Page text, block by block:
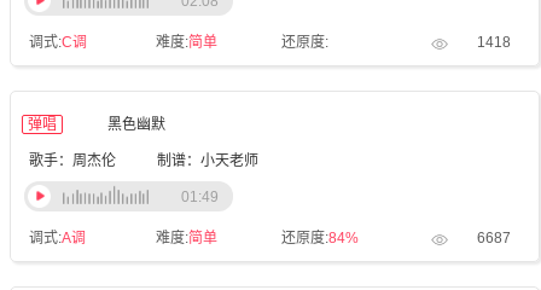
调式:C调 难度:简单 还原度: 1418
弹唱 黑色幽默
歌手：周杰伦 制谱：小天老师
调式:A调 难度:简单 还原度:84% 6687
01:49